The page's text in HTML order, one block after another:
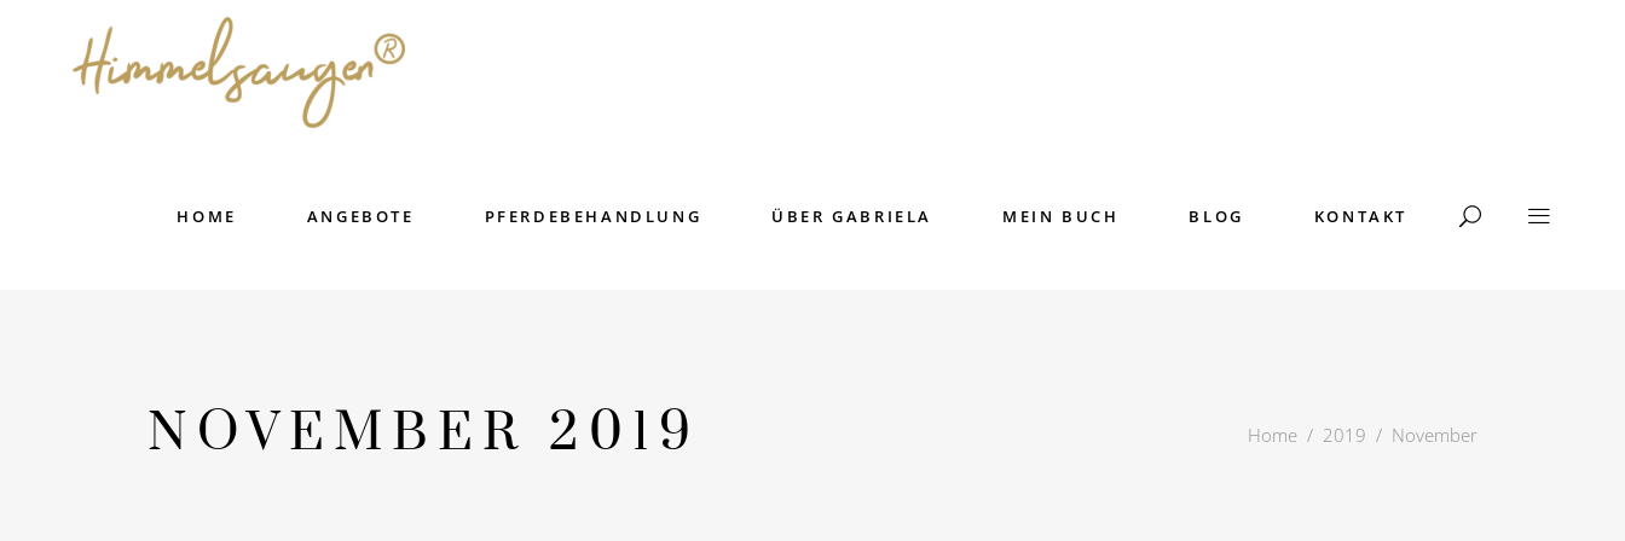
HOME ANGEBOTE PFERDEBEHANDLUNG ÜBER GABRIELA MEIN BUCH BLOG KONTAKT
NOVEMBER 2019 Home / 2019 / November